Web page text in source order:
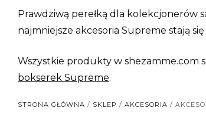
Prawdziwą perełką dla kolekcjonerów
najmniejsze akcesoria Supreme stają
Wszystkie produkty w shezamme.com
bokserek Supreme.
STRONA GŁÓWNA / SKLEP / AKCESORIA /